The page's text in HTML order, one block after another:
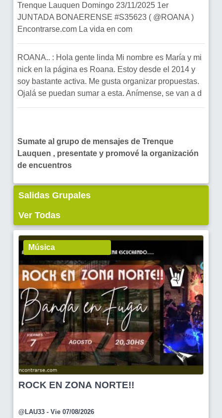
Trenque Lauquen Domingo 23/11/2025 1er
JUNTADA BONAERENSE #S35623 ( @ROANA )
Encontrarse.com La vida en com
ROANA.. : Hola gente linda Mi nombre es María y mi
nick en la página es Roana. Estoy desde el 2014 y
soy bastante activa. Me gusta organizar propuestas.
Ojalá se puedan sumar a esta. Anímense, se van a d
Sumate al grupo de mensajes de Trenque
Lauquen , presentate y promové la organización
de encuentros
Salidas Grupales
Ver Todas
Música
ROCK EN ZONA NORTE!!
@LAU33 - Vie 07/08/2026